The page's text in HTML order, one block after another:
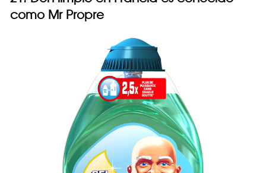
como Mr Propre